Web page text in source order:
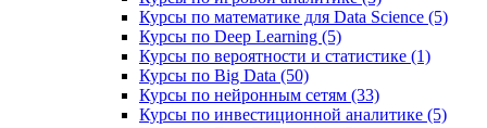
Курсы по математике для Data Science (5)
Курсы по Deep Learning (5)
Курсы по вероятности и статистике (1)
Курсы по Big Data (50)
Курсы по нейронным сетям (33)
Курсы по инвестиционной аналитике (5)